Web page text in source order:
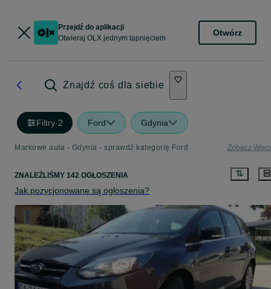
Przejdź do aplikacji
Otwieraj OLX jednym tapnięciem
Otwórz
Znajdź coś dla siebie
Filtry·2 Ford Gdynia
Markowe auta - Gdynia - sprawdź kategorię Ford Zobacz
ZNALEŹLIŚMY 142 OGŁOSZENIA
Jak pozycjonowane są ogłoszenia?